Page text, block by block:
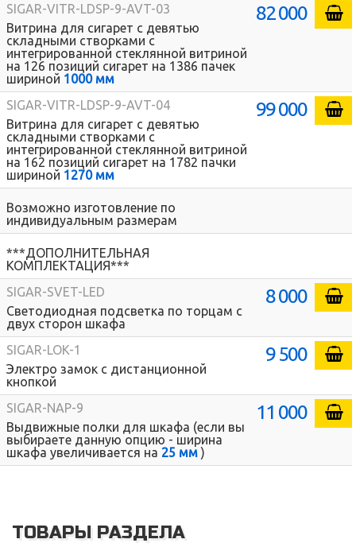
SIGAR-VITR-LDSP-9-AVT-03
Витрина для сигарет с девятью
складными створками с
интегрированной стеклянной витриной
на 126 позиций сигарет на 1386 пачек
шириной 1000 мм
82 000
SIGAR-VITR-LDSP-9-AVT-04
Витрина для сигарет с девятью
складными створками с
интегрированной стеклянной витриной
на 162 позиций сигарет на 1782 пачки
шириной 1270 мм
99 000
Возможно изготовление по
индивидуальным размерам
***ДОПОЛНИТЕЛЬНАЯ
КОМПЛЕКТАЦИЯ***
SIGAR-SVET-LED
Светодиодная подсветка по торцам с
двух сторон шкафа
8 000
SIGAR-LOK-1
Электро замок с дистанционной
кнопкой
9 500
SIGAR-NAP-9
Выдвижные полки для шкафа (если вы
выбираете данную опцию - ширина
шкафа увеличивается на 25 мм)
11 000
ТОВАРЫ РАЗДЕЛА